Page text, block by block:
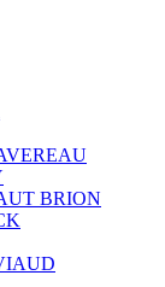
BRION